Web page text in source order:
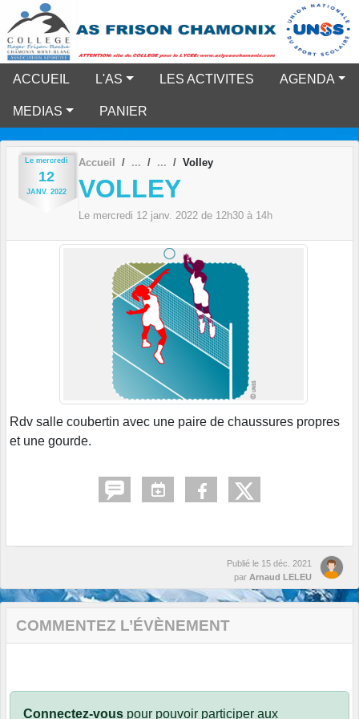
ACCUEIL L'AS LES ACTIVITES AGENDA
MEDIAS PANIER
Le mercredi
12
JANV. 2022
Accueil Volley
VOLLEY
Le mercredi 12 janv. 2022 de 12h30 à 14h
Rdv salle coubertin avec une paire de chaussures propres
et une gourde.
Publié le 15 déc. 2021
par Arnaud LELEU
COMMENTEZ L’ÉVÈNEMENT
Connectez-vous pour pouvoir participer aux
Panneau de gestion des cookies